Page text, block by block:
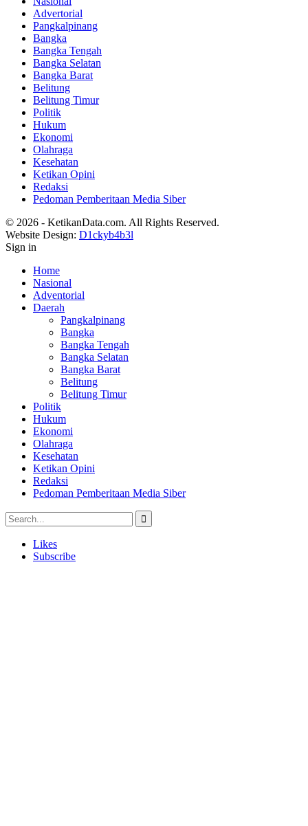
Advertorial
Pangkalpinang
Bangka
Bangka Tengah
Bangka Selatan
Bangka Barat
Belitung
Belitung Timur
Politik
Hukum
Ekonomi
Olahraga
Kesehatan
Ketikan Opini
Redaksi
Pedoman Pemberitaan Media Siber
© 2026 - KetikanData.com. All Rights Reserved.
Website Design: D1ckyb4b3l
Sign in
Home
Nasional
Adventorial
Daerah
Pangkalpinang
Bangka
Bangka Tengah
Bangka Selatan
Bangka Barat
Belitung
Belitung Timur
Politik
Hukum
Ekonomi
Olahraga
Kesehatan
Ketikan Opini
Redaksi
Pedoman Pemberitaan Media Siber
Likes
Subscribe